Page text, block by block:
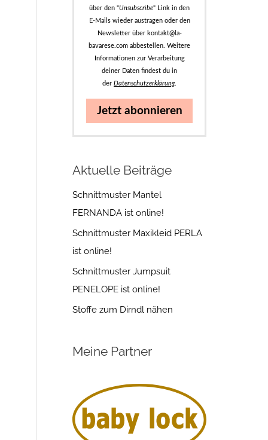
über den "Unsubscribe" Link in den
E-Mails wieder austragen oder den
Newsletter über kontakt@la-
bavarese.com abbestellen. Weitere
Informationen zur Verarbeitung
deiner Daten findest du in
der Datenschutzerklärung.
Jetzt abonnieren
Aktuelle Beiträge
Schnittmuster Mantel
FERNANDA ist online!
Schnittmuster Maxikleid PERLA
ist online!
Schnittmuster Jumpsuit
PENELOPE ist online!
Stoffe zum Dirndl nähen
Meine Partner